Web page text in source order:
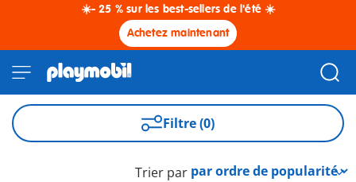
☀️- 25 % sur les best-sellers de l'été ☀️
Achetez maintenant
Filtre (0)
Trier par